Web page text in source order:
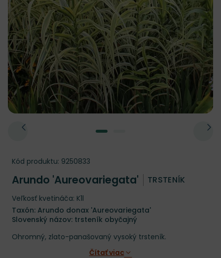
Kód produktu: 9250833
Arundo 'Aureovariegata' TRSTENÍK
Veľkosť kvetináča: K1l
Taxón: Arundo donax 'Aureovariegata'
Slovenský názov: trsteník obyčajný
Ohromný, zlato-panašovaný vysoký trsteník.
Čítať viac